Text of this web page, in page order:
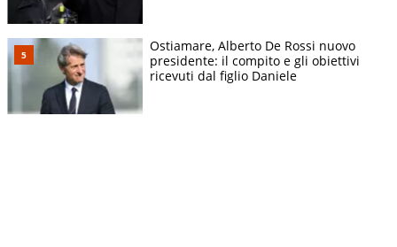
Ostiamare, Alberto De Rossi nuovo
presidente: il compito e gli obiettivi
ricevuti dal figlio Daniele